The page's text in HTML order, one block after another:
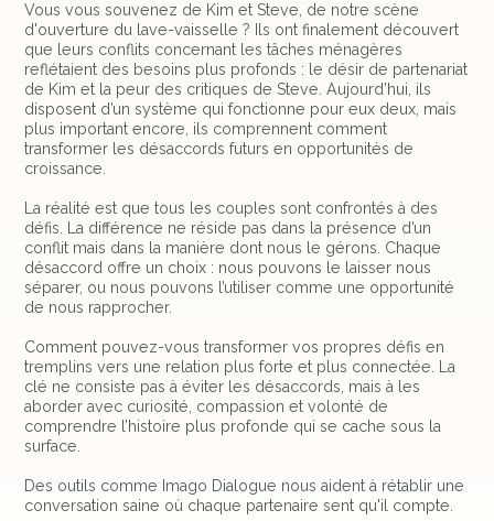
Vous vous souvenez de Kim et Steve, de notre scène
d'ouverture du lave-vaisselle ? Ils ont finalement découvert
que leurs conflits concernant les tâches ménagères
reflétaient des besoins plus profonds : le désir de partenariat
de Kim et la peur des critiques de Steve. Aujourd’hui, ils
disposent d’un système qui fonctionne pour eux deux, mais
plus important encore, ils comprennent comment
transformer les désaccords futurs en opportunités de
croissance.
La réalité est que tous les couples sont confrontés à des
défis. La différence ne réside pas dans la présence d’un
conflit mais dans la manière dont nous le gérons. Chaque
désaccord offre un choix : nous pouvons le laisser nous
séparer, ou nous pouvons l’utiliser comme une opportunité
de nous rapprocher.
Comment pouvez-vous transformer vos propres défis en
tremplins vers une relation plus forte et plus connectée. La
clé ne consiste pas à éviter les désaccords, mais à les
aborder avec curiosité, compassion et volonté de
comprendre l’histoire plus profonde qui se cache sous la
surface.
Des outils comme Imago Dialogue nous aident à rétablir une
conversation saine où chaque partenaire sent qu'il compte.